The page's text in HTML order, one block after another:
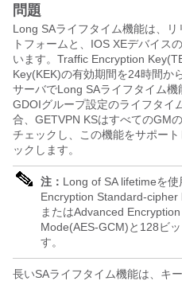
問題
Long SAライフタイム機能は、
トフォームと、IOS XEデバイス
います。Traffic Encryption
Key(KEK)の有効期間を24時間か
サーバでLong SAライフタイム機
GDOIグループ設定のライフタイ
合、GETVPN KSはすべてのGM
チェックし、この機能をサポー
ックします。
注： Long of SA lifetimeを
Encryption Standard-
またはAdvanced
Mode(AES-GCM)と128ビ
す。
長いSAライフタイム機能は、キ